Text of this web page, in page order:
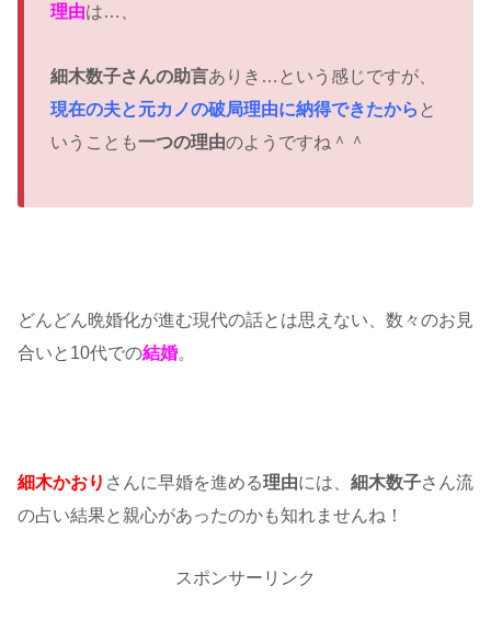
理由は…、
細木数子さんの助言ありき…という感じですが、
現在の夫と元カノの破局理由に納得できたから と
いうことも一つの理由のようですね＾＾
どんどん晩婚化が進む現代の話とは思えない、数々のお見
合いと10代での結婚。
細木かおり さんに早婚を進める理由には、 細木数子さん流
の占い結果と親心があったのかも知れませんね！
スポンサーリンク